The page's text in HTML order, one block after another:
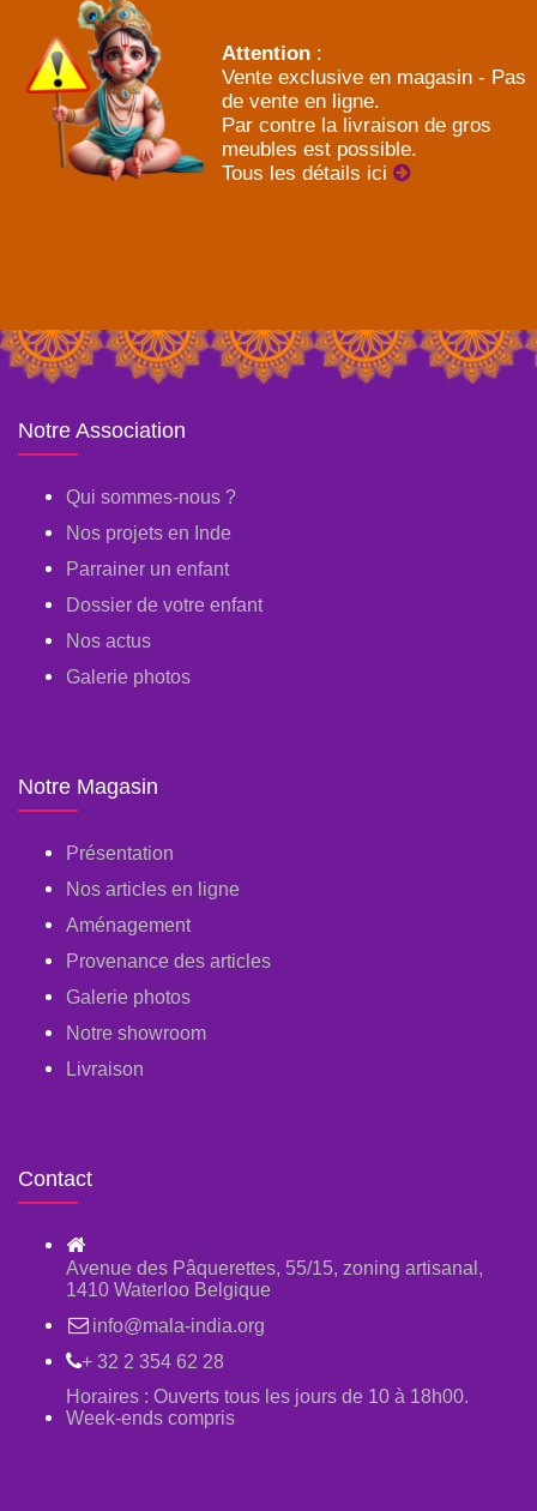
Attention :
Vente exclusive en magasin - Pas
de vente en ligne.
Par contre la livraison de gros
meubles est possible.
Tous les détails ici
Notre Association
Qui sommes-nous ?
Nos projets en Inde
Parrainer un enfant
Dossier de votre enfant
Nos actus
Galerie photos
Notre Magasin
Présentation
Nos articles en ligne
Aménagement
Provenance des articles
Galerie photos
Notre showroom
Livraison
Contact
Avenue des Pâquerettes, 55/15, zoning artisanal,
1410 Waterloo Belgique
info@mala-india.org
+ 32 2 354 62 28
Horaires : Ouverts tous les jours de 10 à 18h00.
Week-ends compris